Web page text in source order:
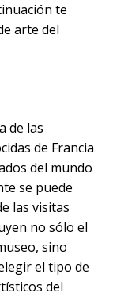
te
arte del
de las
de Francia
del mundo
se puede
las visitas
no sólo el
sino
el tipo de
del